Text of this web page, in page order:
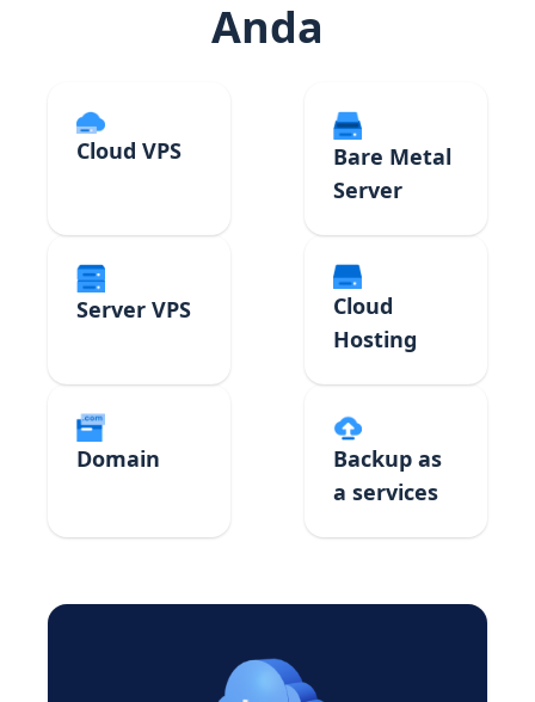
Anda
Cloud VPS
Bare Metal
Server
Server VPS
Cloud
Hosting
Domain
Backup as
a services